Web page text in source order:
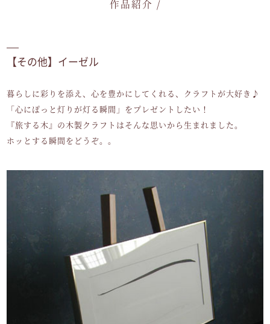
作品紹介 /
【その他】イーゼル
暮らしに彩りを添え、心を豊かにしてくれる、クラフトが大好き♪
「心にぽっと灯りが灯る瞬間」をプレゼントしたい！
『旅する木』の木製クラフトはそんな思いから生まれました。
ホッとする瞬間をどうぞ。。